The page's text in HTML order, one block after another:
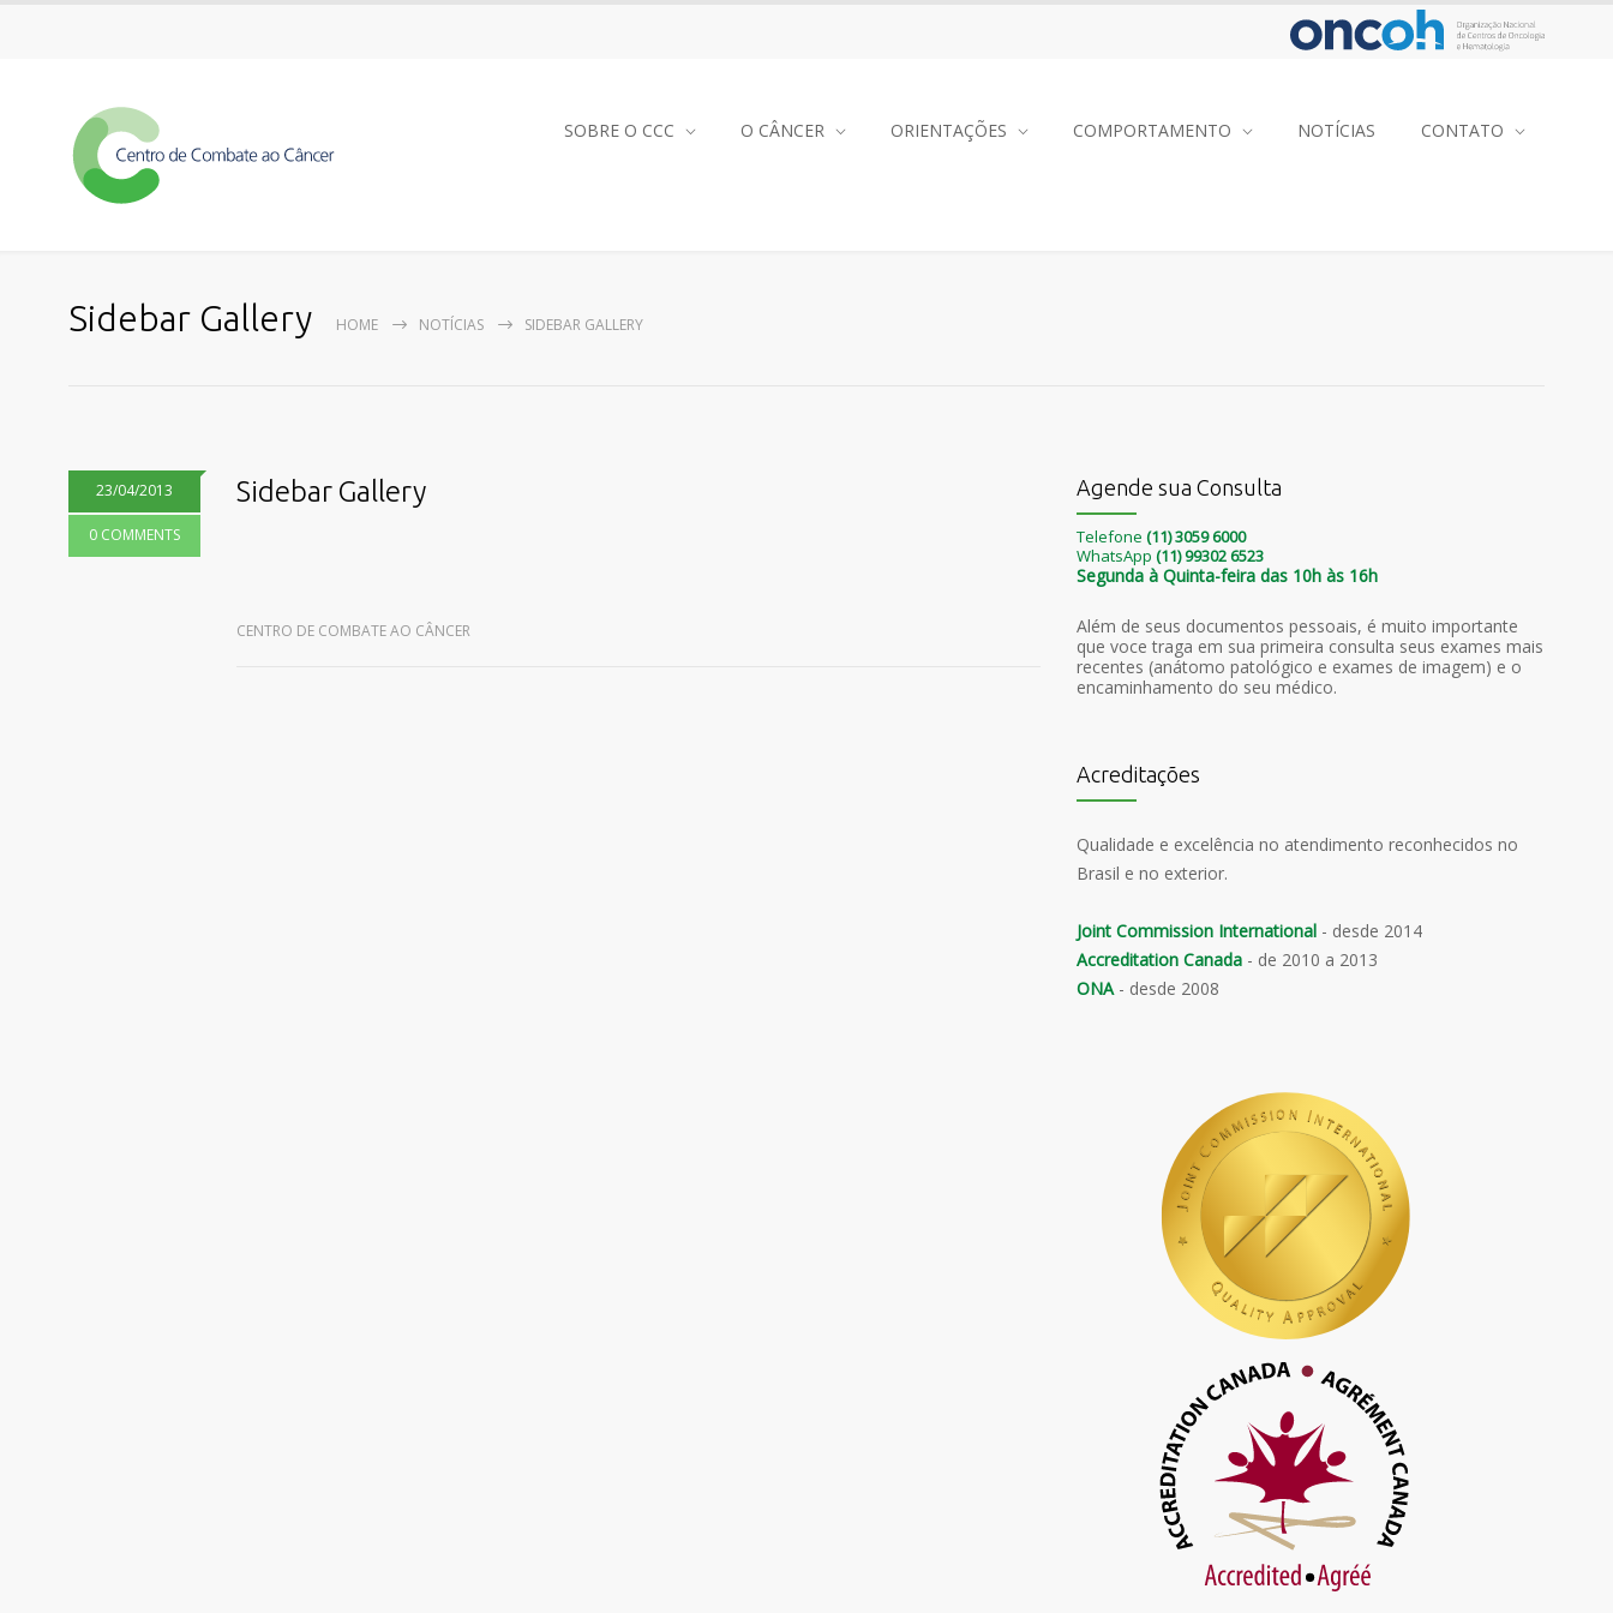
SOBRE O CCC O CÂNCER ORIENTAÇÕES COMPORTAMENTO NOTÍCIAS CONTATO
Sidebar Gallery HOME NOTÍCIAS SIDEBAR GALLERY
23/04/2013
0 COMMENTS
Sidebar Gallery
CENTRO DE COMBATE AO CÂNCER
Agende sua Consulta
Telefone (11) 3059 6000
WhatsApp (11) 99302 6523
Segunda à Quinta-feira das 10h às 16h
Além de seus documentos pessoais, é muito importante
que voce traga em sua primeira consulta seus exames mais
recentes (anátomo patológico e exames de imagem) e o
encaminhamento do seu médico.
Acreditações
Qualidade e excelência no atendimento reconhecidos no
Brasil e no exterior.
Joint Commission International - desde 2014
Accreditation Canada - de 2010 a 2013
ONA- desde 2008